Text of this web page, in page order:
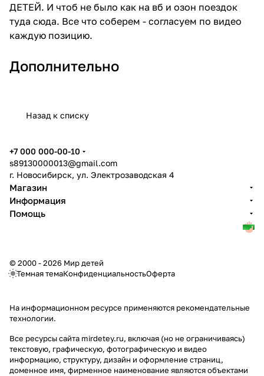
ДЕТЕЙ. И чтоб не было как на вб и озон поездок
туда сюда. Все что соберем - согласуем по видео
каждую позицию.
Дополнительно
Назад к списку
+7 000 000-00-10
s89130000013@gmail.com
г. Новосибирск, ул. Электрозаводская 4
Магазин
Информация
Помощь
© 2000 - 2026 Мир детей
Темная темаКонфиденциальностьОферта
На информационном ресурсе применяются рекомендательные
технологии.
Все ресурсы сайта mirdetey.ru, включая (но не ограничиваясь)
текстовую, графическую, фотографическую и видео
информацию, структуру, дизайн и оформление страниц,
доменное имя, фирменное наименование являются объектами